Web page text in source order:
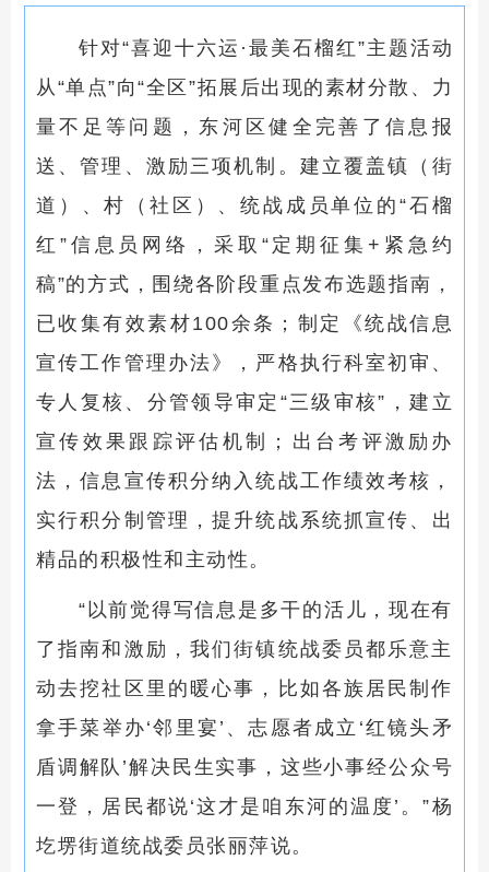
针对“喜迎十六运 · 最美石榴红”主题活动
从“单点”向“全区 ”拓展后出现的素材分散、力
量不足等问题，东河区健全 完善 了 信息报
送、管理、激励三项机制 。 建立覆盖镇（街
道）、村（社区）、统战成员单位的 “石榴
红 ” 信息员网络，采取 “ 定期征集 + 紧急约
稿”的方式 ，围绕各阶段重点发布选题指南，
已收集有效素材100余条；制定《统战信息
宣传工作管理办法》，严格执行科室初审、
专人复核、分管领导审定 “三级审核” ，建立
宣传效果跟踪评估机制；出台考评激励办
法，信息宣传积分纳入统战工作绩效考核，
实行积分制管理 ，提升统战系统抓宣传、出
精品的积极性和 主动性。
“以前觉得写信息是多干的活儿，现在有
了指南和激励，我们街镇统战委员都乐意主
动去挖社区里的暖心事，比如各族居民制作
拿手菜举办‘邻里宴’、志愿者成立‘红镜头矛
盾调解队’解决民生实事，这些小事经公众号
一登，居民都说‘这才是咱东河的温度’。”杨
圪塄街道统战委员张丽萍说。